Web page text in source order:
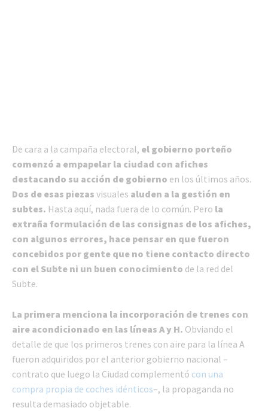
De cara a la campaña electoral, el gobierno porteño
comenzó a empapelar la ciudad con afiches
destacando su acción de gobierno en los últimos años.
Dos de esas piezas visuales aluden a la gestión en
subtes. Hasta aquí, nada fuera de lo común. Pero la
extraña formulación de las consignas de los afiches,
con algunos errores, hace pensar en que fueron
concebidos por gente que no tiene contacto directo
con el Subte ni un buen conocimiento de la red del
Subte.
La primera menciona la incorporación de trenes con
aire acondicionado en las líneas A y H. Obviando el
detalle de que los primeros trenes con aire para la línea A
fueron adquiridos por el anterior gobierno nacional –
contrato que luego la Ciudad complementó con una
compra propia de coches idénticos–, la propaganda no
resulta demasiado objetable.